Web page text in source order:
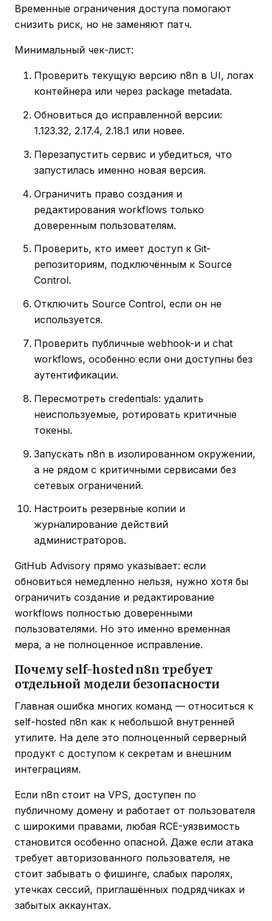
Временные ограничения доступа помогают
снизить риск, но не заменяют патч.
Минимальный чек-лист:
Проверить текущую версию n8n в UI, логах
контейнера или через package metadata.
Обновиться до исправленной версии:
1.123.32, 2.17.4, 2.18.1 или новее.
Перезапустить сервис и убедиться, что
запустилась именно новая версия.
Ограничить право создания и
редактирования workflows только
доверенным пользователям.
Проверить, кто имеет доступ к Git-
репозиториям, подключённым к Source
Control.
Отключить Source Control, если он не
используется.
Проверить публичные webhook-и и chat
workflows, особенно если они доступны без
аутентификации.
Пересмотреть credentials: удалить
неиспользуемые, ротировать критичные
токены.
Запускать n8n в изолированном окружении,
а не рядом с критичными сервисами без
сетевых ограничений.
Настроить резервные копии и
журналирование действий
администраторов.
GitHub Advisory прямо указывает: если
обновиться немедленно нельзя, нужно хотя бы
ограничить создание и редактирование
workflows полностью доверенными
пользователями. Но это именно временная
мера, а не полноценное исправление.
Почему self-hosted n8n требует
отдельной модели безопасности
Главная ошибка многих команд — относиться к
self-hosted n8n как к небольшой внутренней
утилите. На деле это полноценный серверный
продукт с доступом к секретам и внешним
интеграциям.
Если n8n стоит на VPS, доступен по
публичному домену и работает от пользователя
с широкими правами, любая RCE-уязвимость
становится особенно опасной. Даже если атака
требует авторизованного пользователя, не
стоит забывать о фишинге, слабых паролях,
утечках сессий, приглашённых подрядчиках и
забытых аккаунтах.